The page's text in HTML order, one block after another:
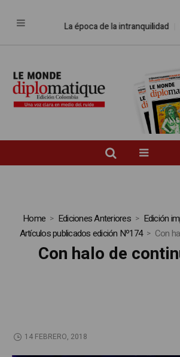
La época de la intranquilidad Los
Home Ediciones Anteriores
Edición
Artículos publicados edición Nº174
Con
Con halo de
14 FEBRERO, 2018